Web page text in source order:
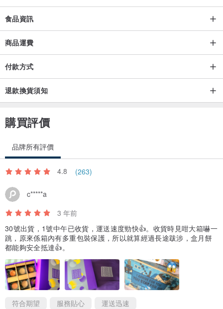
食品資訊
商品運費
付款方式
退款換貨須知
購買評價
品牌所有評價
4.8 (263)
c*****a
3 年前
30號出貨，1號中午已收貨，運送速度勁快👍。收貨時見咁大箱嚇一
跳，原來係箱內有多重包裝保護，所以就算經過長途跋涉，盒月餅
都能夠安全抵達👍。
符合期望 服務貼心 運送迅速